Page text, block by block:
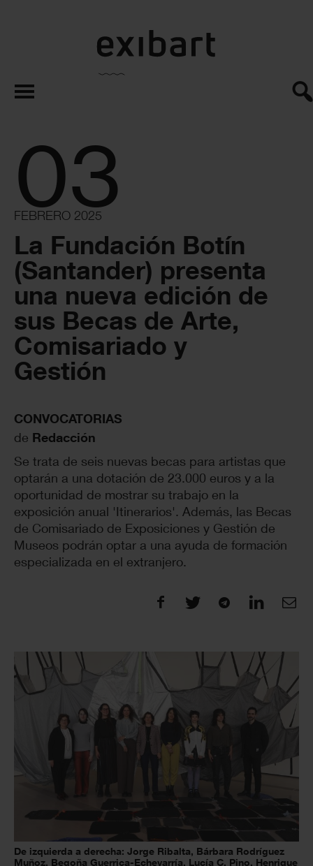
exibart.es
03
FEBRERO 2025
La Fundación Botín
(Santander) presenta
una nueva edición de
sus Becas de Arte,
Comisariado y
Gestión
CONVOCATORIAS
de Redacción
Se trata de seis nuevas becas para artistas que
optarán a una dotación de 23.000 euros y a la
oportunidad de mostrar su trabajo en la
exposición anual 'Itinerarios'. Además, las Becas
de Comisariado de Exposiciones y Gestión de
Museos podrán optar a una ayuda de formación
especializada en el extranjero.
De izquierda a derecha: Jorge Ribalta, Bárbara Rodríguez
Muñoz, Begoña Guerrica-Echevarría, Lucía C. Pino, Henrique